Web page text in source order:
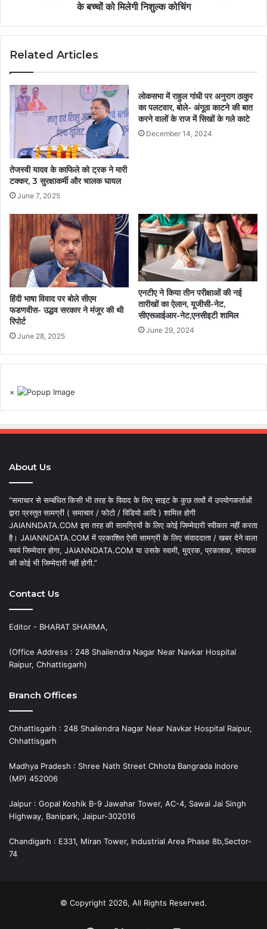
के बच्चों को मिलेगी निशुल्क कोचिंग
Related Articles
तेजस्वी यादव के काफिले को ट्रक ने मारी
टक्कर, 3 सुरक्षाकर्मी और चालक घायल
June 7, 2025
लोकसभा में राहुल गांधी पर अनुराग ठाकुर
का पलटवार, बोले- अंगूठा काटने की बात
करने वालों के राज में सिखों के गले काटे
December 14, 2024
हिंदी भाषा विवाद पर बोले सीएम
फडणवीस- उद्धव सरकार ने मंजूर की थी
रिपोर्ट
June 28, 2025
एनटीए ने किया तीन परीक्षाओं की नई
तारीखों का ऐलान, यूजीसी-नेट,
सीएसआईआर-नेट,एनसीइटी शामिल
June 29, 2024
×
About Us
“समाचार से सम्बंधित किसी भी तरह के विवाद के लिए साइट के कुछ तत्वों में उपयोगकर्ताओं
द्वारा प्रस्तुत सामग्री ( समाचार / फोटो / विडियो आदि ) शामिल होगी
JAIANNDATA.COM इस तरह की सामग्रियों के लिए कोई जिम्मेदारी स्वीकार नहीं करता
है। JAIANNDATA.COM में प्रकाशित ऐसी सामग्री के लिए संवाददाता / खबर देने वाला
स्वयं जिम्मेदार होगा, JAIANNDATA.COM या उसके स्वामी, मुद्रक, प्रकाशक, संपादक
की कोई भी जिम्मेदारी नहीं होगी.”
Contact Us
Editor - BHARAT SHARMA,
(Office Address : 248 Shailendra Nagar Near Navkar Hospital
Raipur, Chhattisgarh)
Branch Offices
Chhattisgarh : 248 Shailendra Nagar Near Navkar Hospital Raipur,
Chhattisgarh
Madhya Pradesh : Shree Nath Street Chhota Bangrada Indore
(MP) 452006
Jaipur : Gopal Koshik B-9 Jawahar Tower, AC-4, Sawai Jai Singh
Highway, Banipark, Jaipur-302016
Chandigarh : E331, Miran Tower, Industrial Area Phase 8b,Sector-
74
© Copyright 2026, All Rights Reserved.